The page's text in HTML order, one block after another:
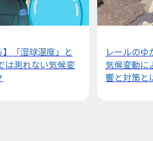
】「湿球温度」と
は測れない気候変
レールの
気候変動に
響と対策と